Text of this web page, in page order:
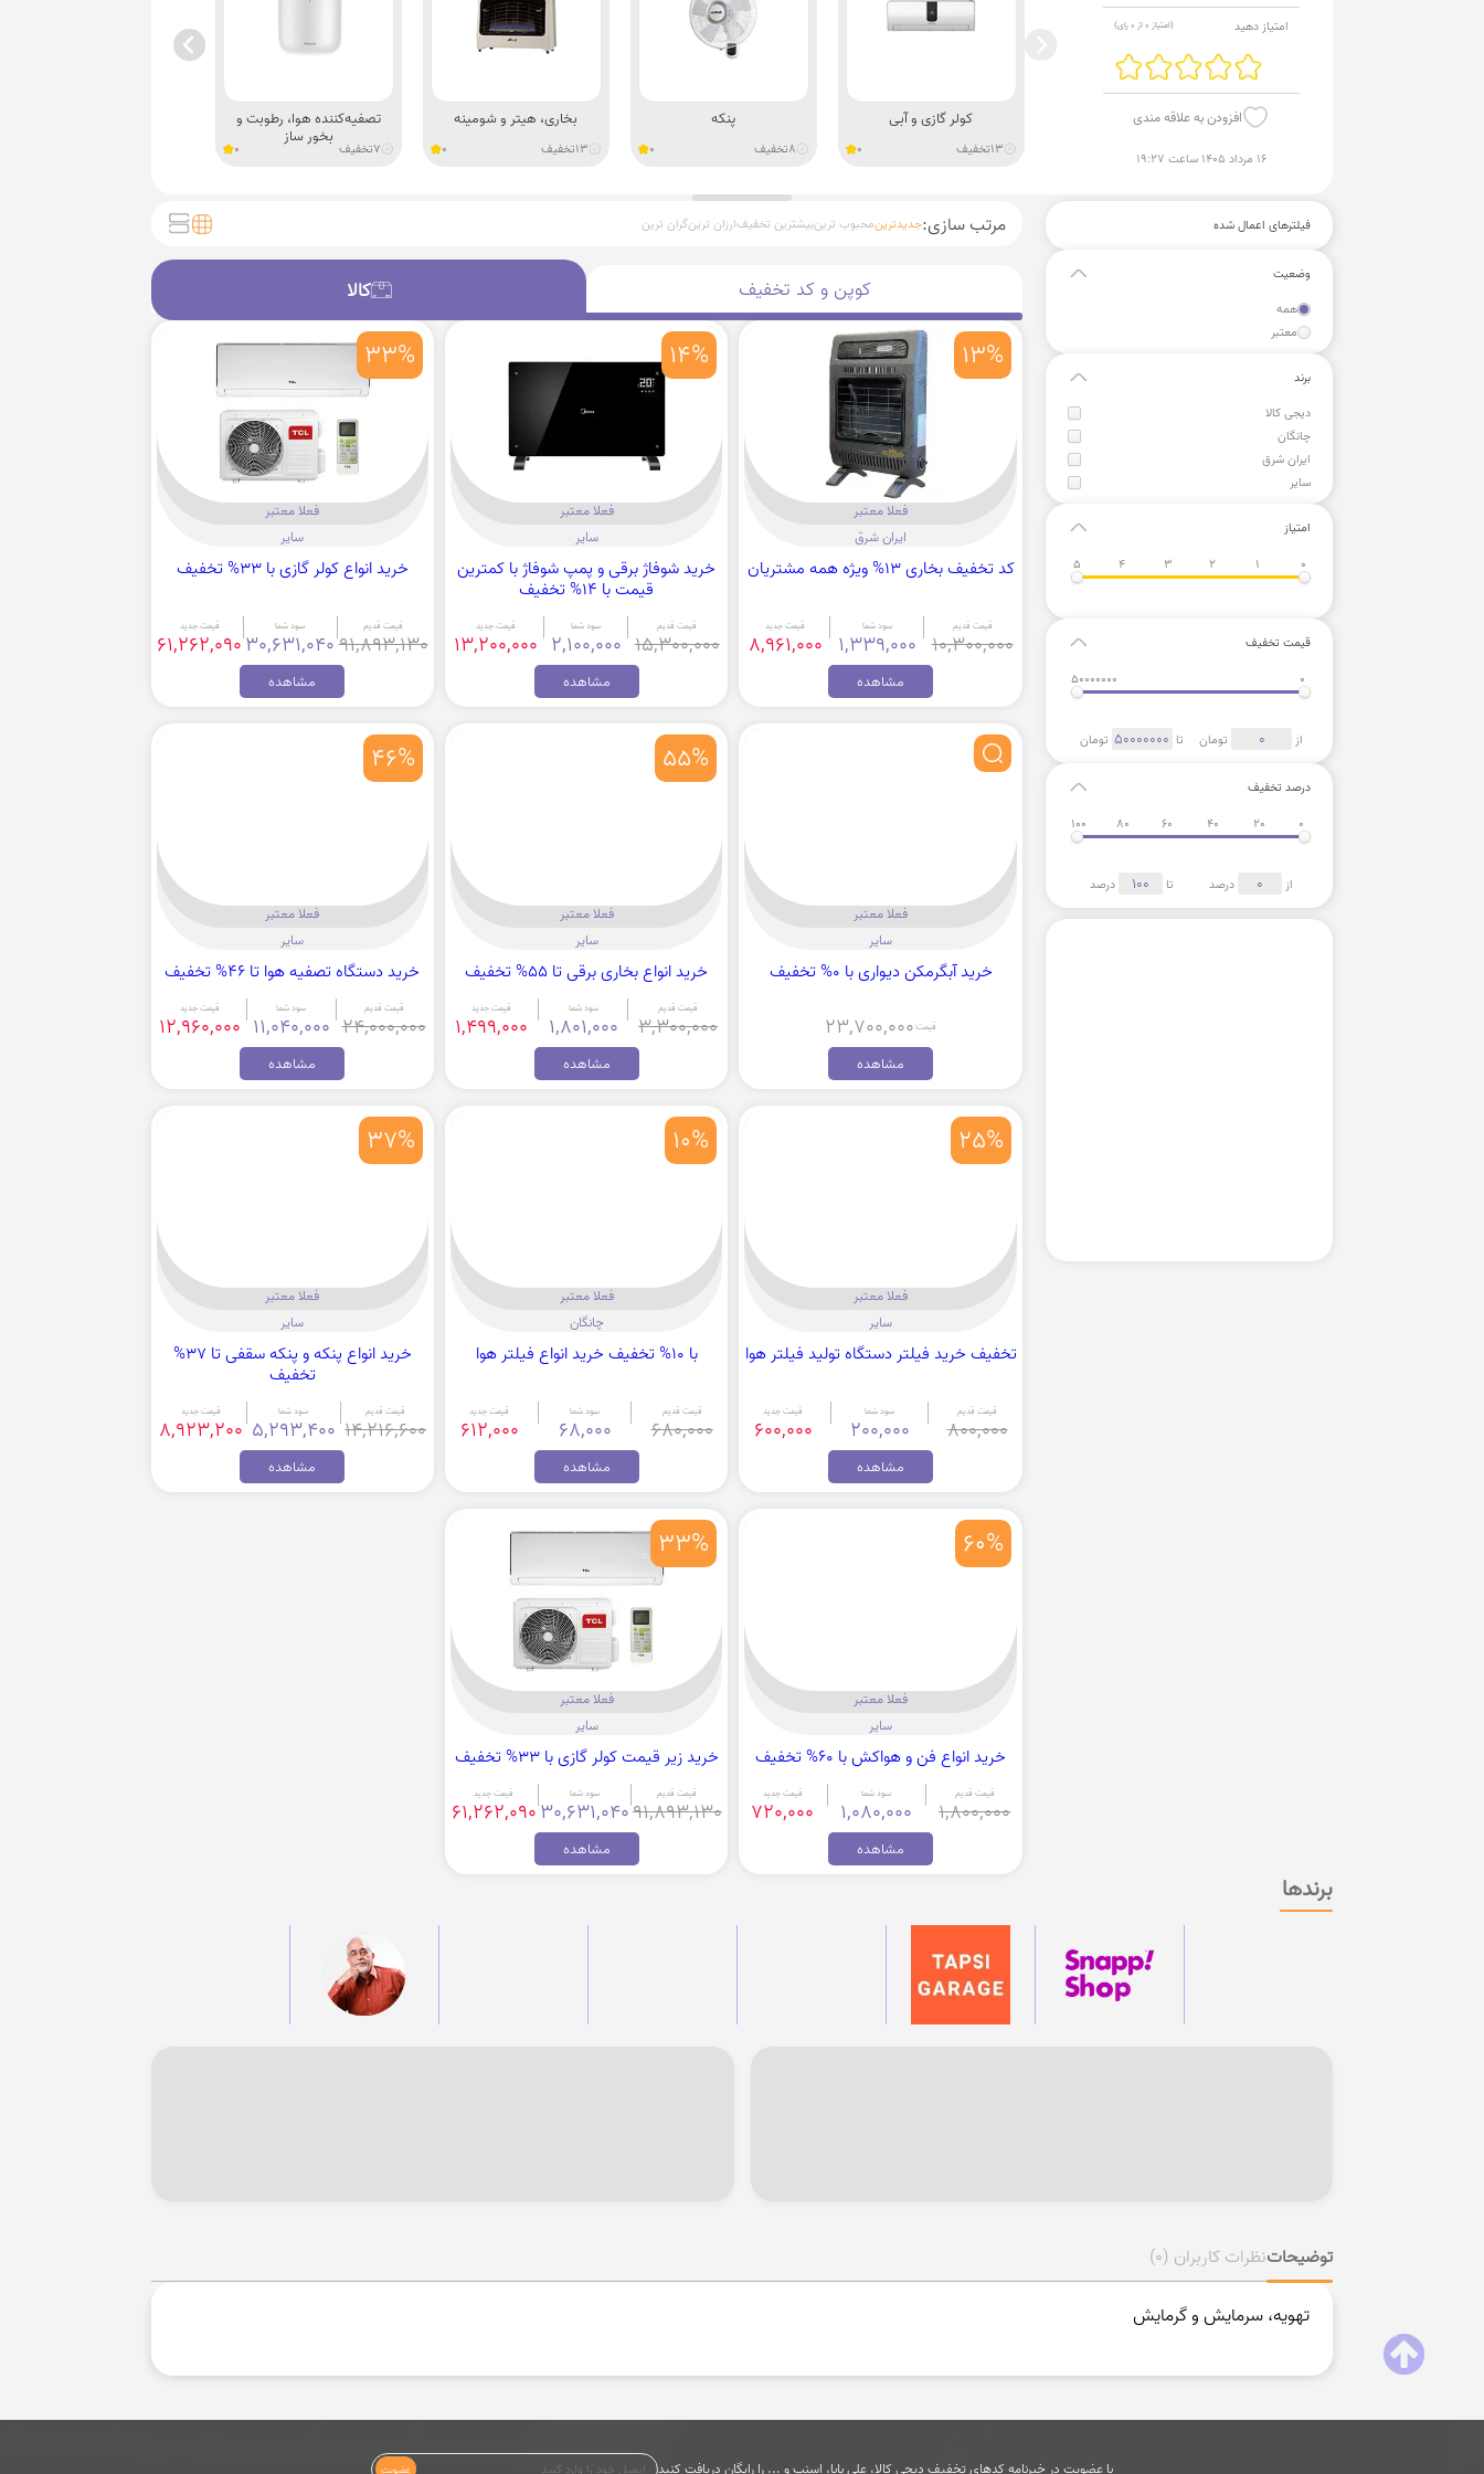
امتیاز دهید (امتیاز 0از 0رای)
افزودن به علاقه مندی
۱۶ مرداد ۱۴۰۵ ساعت ۱۹:۲۷
کولر گازی و آبی
13تخفیف 0
پنکه
8تخفیف 0
بخاری، هیتر و شومینه
13تخفیف 0
تصفیه‌‌کننده هوا، رطوبت‌‌ و
بخور ساز
7تخفیف 0
فیلترهای اعمال شده
وضعیت
همه
معتبر
برند
دیجی کالا
چانگان
ایران شرق
سایر
امتیاز
0
1
2
3
4
5
قیمت تخفیف
0
50000000
از تومان تا تومان
درصد تخفیف
0
20
40
60
80
100
از درصد تا درصد
مرتب سازی:جدیدترینمحبوب ترینبیشترین تخفیفارزان ترینگران ترین
کوپن و کد تخفیف کالاکالا
13%
فعلا معتبر
ایران شرق
کد تخفیف بخاری 13% ویژه همه مشتریان
قیمت قدیم
10,300,000
سود شما
1,339,000
قیمت جدید
8,961,000
مشاهده
14%
فعلا معتبر
سایر
خرید شوفاژ برقی و پمپ شوفاژ با کمترین
قیمت با 14% تخفیف
قیمت قدیم
15,300,000
سود شما
2,100,000
قیمت جدید
13,200,000
مشاهده
33%
فعلا معتبر
سایر
خرید انواع کولر گازی با 33% تخفیف
قیمت قدیم
91,893,130
سود شما
30,631,040
قیمت جدید
61,262,090
مشاهده
فعلا معتبر
سایر
خرید آبگرمکن دیواری با 0% تخفیف
قیمت:23,700,000
مشاهده
55%
فعلا معتبر
سایر
خرید انواع بخاری برقی تا 55% تخفیف
قیمت قدیم
3,300,000
سود شما
1,801,000
قیمت جدید
1,499,000
مشاهده
46%
فعلا معتبر
سایر
خرید دستگاه تصفیه هوا تا 46% تخفیف
قیمت قدیم
24,000,000
سود شما
11,040,000
قیمت جدید
12,960,000
مشاهده
25%
فعلا معتبر
سایر
تخفیف خرید فیلتر دستگاه تولید فیلتر هوا
قیمت قدیم
800,000
سود شما
200,000
قیمت جدید
600,000
مشاهده
10%
فعلا معتبر
چانگان
با 10% تخفیف خرید انواع فیلتر هوا
قیمت قدیم
680,000
سود شما
68,000
قیمت جدید
612,000
مشاهده
37%
فعلا معتبر
سایر
خرید انواع پنکه و پنکه سقفی تا 37%
تخفیف
قیمت قدیم
14,216,600
سود شما
5,293,400
قیمت جدید
8,923,200
مشاهده
60%
فعلا معتبر
سایر
خرید انواع فن و هواکش با 60% تخفیف
قیمت قدیم
1,800,000
سود شما
1,080,000
قیمت جدید
720,000
مشاهده
33%
فعلا معتبر
سایر
خرید زیر قیمت کولر گازی با 33% تخفیف
قیمت قدیم
91,893,130
سود شما
30,631,040
قیمت جدید
61,262,090
مشاهده
برندها
توضیحاتنظرات کاربران (0)
تهویه، سرمایش و گرمایش
با عضویت در خبرنامه کدهای تخفیف دیجی کالا، علی بابا، اسنپ و ... را رایگان دریافت کنید عضویت